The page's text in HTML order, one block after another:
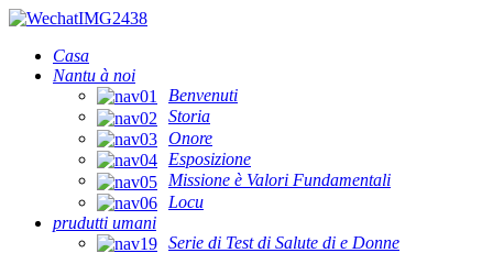
Casa
Nantu à noi
Benvenuti
Storia
Onore
Esposizione
Missione è Valori Fundamentali
Locu
prudutti umani
Serie di Test di Salute di e Donne